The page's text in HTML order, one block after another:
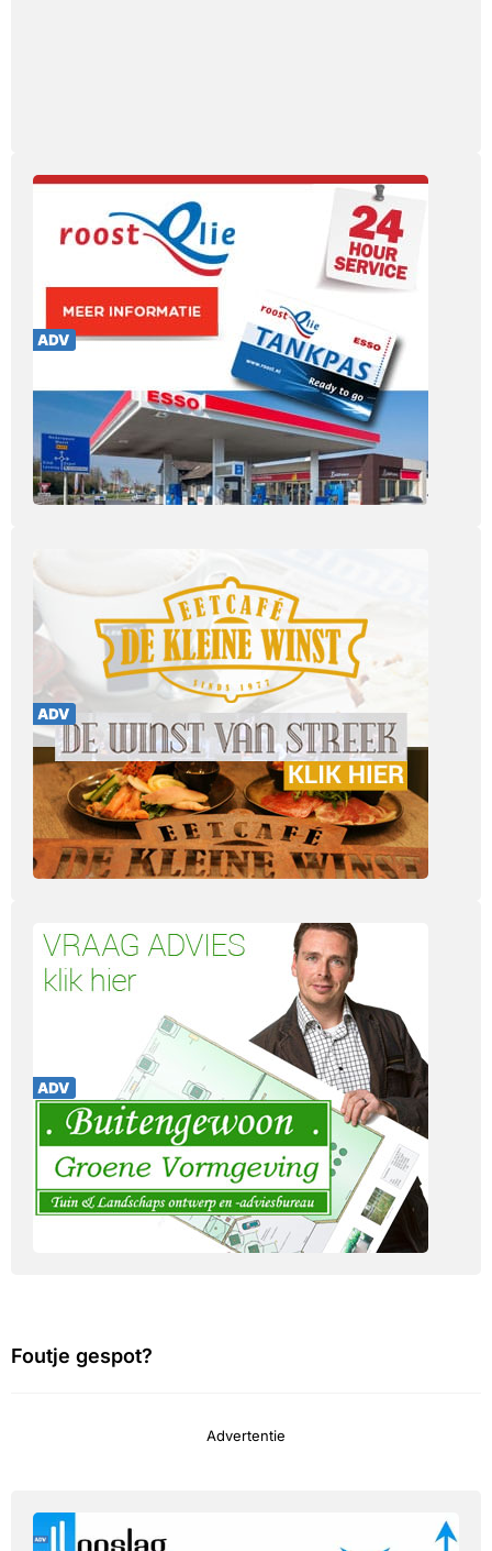
Foutje gespot?
Advertentie